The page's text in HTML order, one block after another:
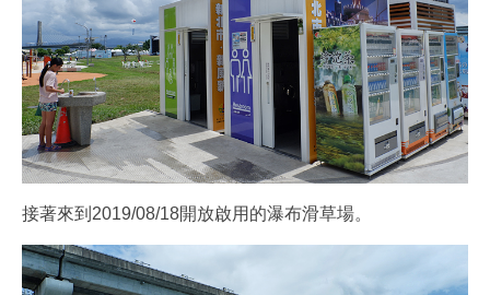
接著來到2019/08/18開放啟用的瀑布滑草場。